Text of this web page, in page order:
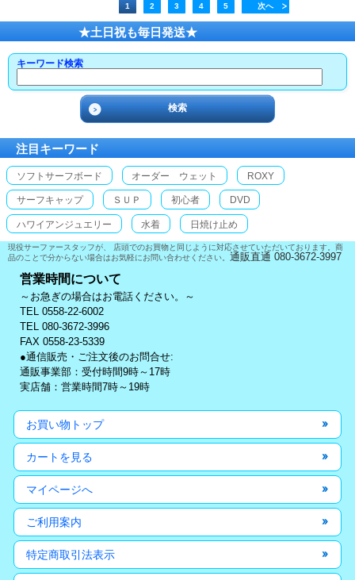
1 2 3 4 5 次へ
★土日祝も毎日発送★
キーワード検索
注目キーワード
ソフトサーフボード オーダー ウェット ROXY
サーフキャップ ＳＵＰ 初心者 DVD
ハワイアンジュエリー 水着 日焼け止め
現役サーファースタッフが、 店頭でのお買物と同じように対応させていただいております。商
品のことで分からない場合はお気軽にお問い合わせください。 通販直通 080-3672-3997
営業時間について
～お急ぎの場合はお電話ください。～
TEL 0558-22-6002
TEL 080-3672-3996
FAX 0558-23-5339
●通信販売・ご注文後のお問合せ:
通販事業部：受付時間9時～17時
実店舗：営業時間7時～19時
お買い物トップ
カートを見る
マイページへ
ご利用案内
特定商取引法表示